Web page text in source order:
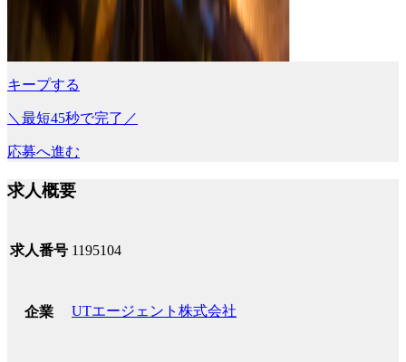
キープする
＼最短45秒で完了／
応募へ進む
求人概要
求人番号 1195104
企業 UTエージェント株式会社